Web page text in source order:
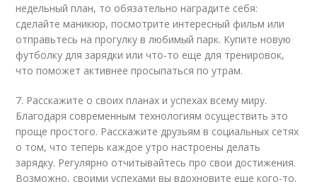
недельный план, то обязательно наградите себя:
сделайте маникюр, посмотрите интересный фильм или
отправьтесь на прогулку в любимый парк. Купите новую
футболку для зарядки или что-то еще для тренировок,
что поможет активнее просыпаться по утрам.
7. Расскажите о своих планах и успехах всему миру.
Благодаря современным технологиям осуществить это
проще простого. Расскажите друзьям в социальных сетях
о том, что теперь каждое утро настроены делать
зарядку. Регулярно отчитывайтесь про свои достижения.
Возможно, своими успехами вы вдохновите еще кого-то.